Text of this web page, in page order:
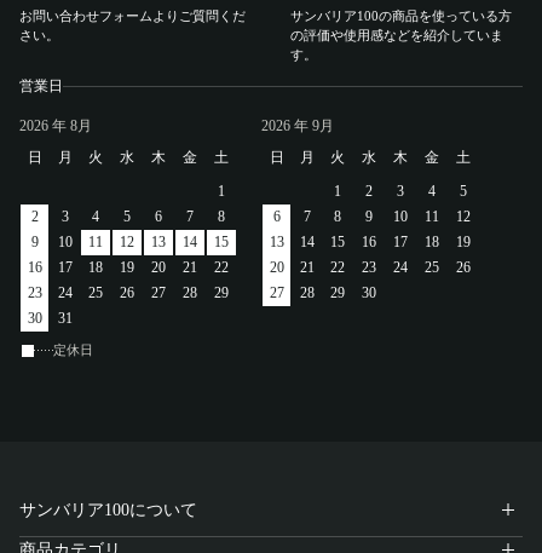
アカウント
ログイン / 新規登録
特定商取引法に基づく表示
会社概要
プライバシーポリシー
サイトポリシー
お問い合わせフォームよりご質問くだ
さい。
サンバリア100の商品を使っている方
の評価や使用感などを紹介していま
す。
営業日
2026 年 8月
日
月 火 水 木 金
土
1
2
3 4 5 6 7
8
9
10 11 12 13 14
15
16
17 18 19 20 21
22
23
24 25 26 27 28
29
30
31
2026 年 9月
日
月 火 水 木 金
土
1
2 3 4
5
6
7 8 9 10 11
12
13
14 15 16 17 18
19
20
21 22 23 24 25
26
27
28 29 30
定休日
サンバリア100について